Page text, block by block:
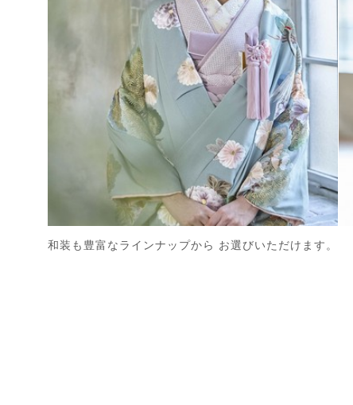
和装も豊富なラインナップから お選びいただけます。